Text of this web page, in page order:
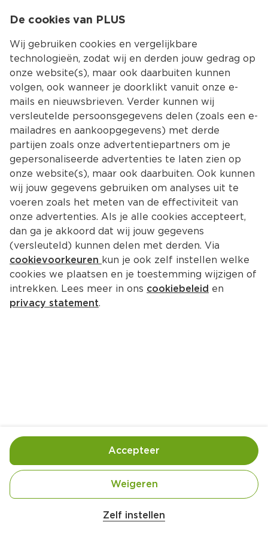
Kies jouw
Ingrediënten Bereiding
De cookies van PLUS
Wij gebruiken cookies en vergelijkbare
technologieën, zodat wij en derden jouw gedrag op
onze website(s), maar ook daarbuiten kunnen
volgen, ook wanneer je doorklikt vanuit onze e-
mails en nieuwsbrieven. Verder kunnen wij
versleutelde persoonsgegevens delen (zoals een e-
mailadres en aankoopgegevens) met derde
partijen zoals onze advertentiepartners om je
gepersonaliseerde advertenties te laten zien op
onze website(s), maar ook daarbuiten. Ook kunnen
wij jouw gegevens gebruiken om analyses uit te
voeren zoals het meten van de effectiviteit van
onze advertenties. Als je alle cookies accepteert,
dan ga je akkoord dat wij jouw gegevens
(versleuteld) kunnen delen met derden. Via
cookievoorkeuren kun je ook zelf instellen welke
cookies we plaatsen en je toestemming wijzigen of
intrekken. Lees meer in ons cookiebeleid en
privacy statement.
Zelf instellen
Weigeren
Accepteer